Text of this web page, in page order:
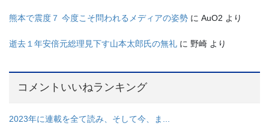
熊本で震度７ 今度こそ問われるメディアの姿勢 に AuO2 より
逝去１年安倍元総理見下す山本太郎氏の無礼 に 野崎 より
コメントいいねランキング
2023年に連載を全て読み、そして今、ま...